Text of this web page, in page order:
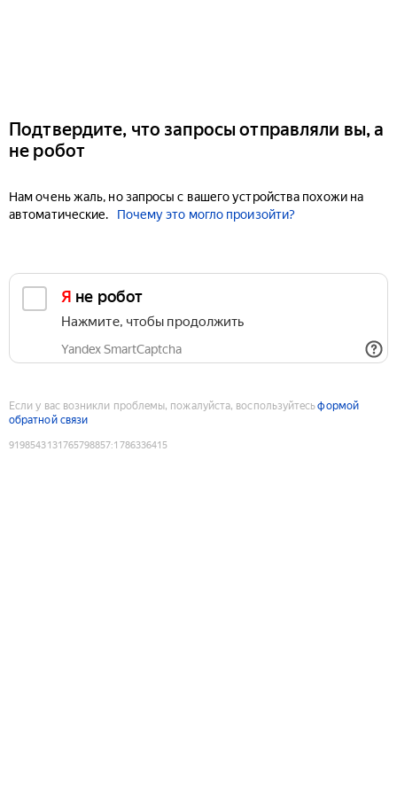
Подтвердите, что запросы отправляли вы, а
не робот
Нам очень жаль, но запросы с вашего устройства похожи на
автоматические.
Почему это могло произойти?
Я не робот
Нажмите, чтобы продолжить
Yandex SmartCaptcha
Если у вас возникли проблемы, пожалуйста, воспользуйтесьформой
обратной связи
9198543131765798857:1786336415